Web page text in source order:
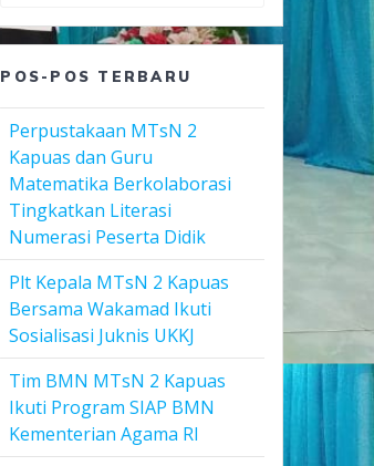
POS-POS TERBARU
Perpustakaan MTsN 2
Kapuas dan Guru
Matematika Berkolaborasi
Tingkatkan Literasi
Numerasi Peserta Didik
Plt Kepala MTsN 2 Kapuas
Bersama Wakamad Ikuti
Sosialisasi Juknis UKKJ
Tim BMN MTsN 2 Kapuas
Ikuti Program SIAP BMN
Kementerian Agama RI